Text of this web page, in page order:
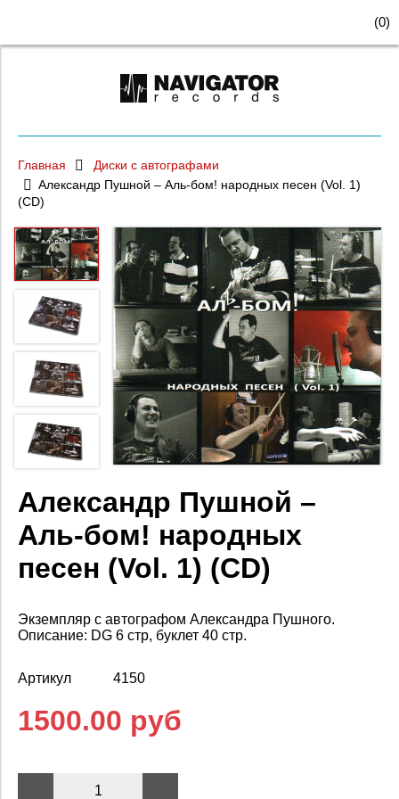
(0)
Главная
Диски с автографами
Александр Пушной – Аль-бом! народных песен (Vol. 1)
(CD)
Александр Пушной –
Аль-бом! народных
песен (Vol. 1) (CD)
Экземпляр с автографом Александра Пушного.
Описание: DG 6 стр, буклет 40 стр.
Артикул 4150
1500.00 руб